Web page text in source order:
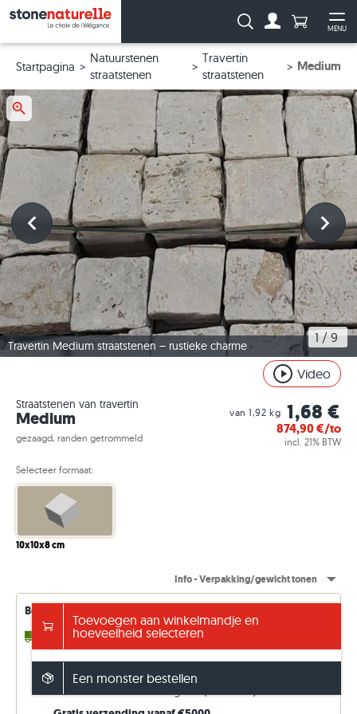
MENU
Zoeken: Aantal
Startpagina
Natuurstenen
straatstenen
Travertin
straatstenen
Medium
Travertin Medium straatstenen – rustieke charme
1 / 9
Video
Straatstenen van travertin
Medium
gezaagd, randen getrommeld
van 1,92 kg 1,68 €
874,90€/to
incl. 21% BTW
Selecteer formaat:
10x10x8 cm
Info - Verpakking/gewicht tonen
Beschikbaarheid van leveringen – voortdurend bijgewerkt
4 - 10 werkdagen tot 7,50 to (uit voorraad)
2 - 3 Weken tot 39,21 to (in de toevoer)
4 - 5 Weken tot 49,21 to (in de toevoer)
14 - 15 Weken
Toevoegen aan winkelmandje en
hoeveelheid selecteren
Een monster bestellen